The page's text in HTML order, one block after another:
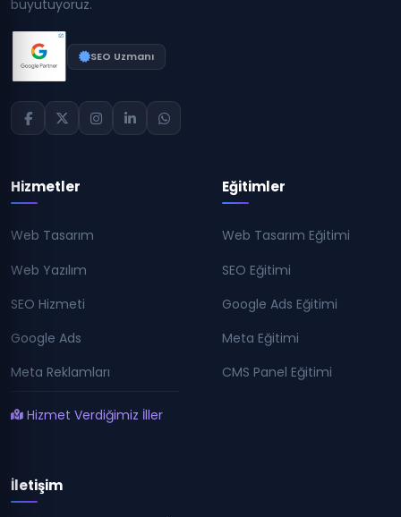
büyütüyoruz.
SEO Uzmanı
Hizmetler
Web Tasarım
Web Yazılım
SEO Hizmeti
Google Ads
Meta Reklamları
Hizmet Verdiğimiz İller
Eğitimler
Web Tasarım Eğitimi
SEO Eğitimi
Google Ads Eğitimi
Meta Eğitimi
CMS Panel Eğitimi
İletişim